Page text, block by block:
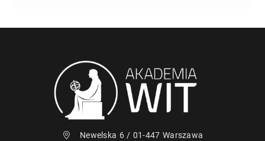
Newelska 6 / 01-447 Warszawa